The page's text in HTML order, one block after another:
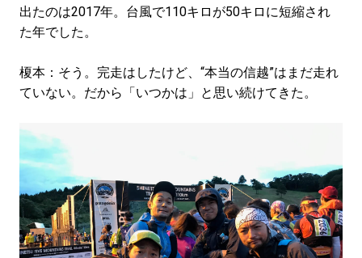
出たのは2017年。台風で110キロが50キロに短縮され
た年でした。
榎本：そう。完走はしたけど、“本当の信越”はまだ走れ
ていない。だから「いつかは」と思い続けてきた。